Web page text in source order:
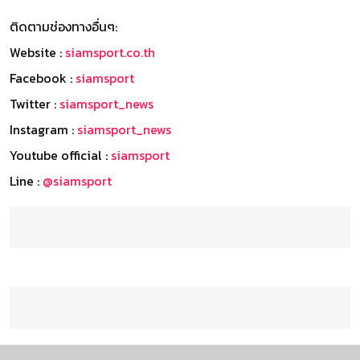
ติดตามช่องทางอื่นๆ:
Website : siamsport.co.th
Facebook : siamsport
Twitter : siamsport_news
Instagram : siamsport_news
Youtube official : siamsport
Line : @siamsport